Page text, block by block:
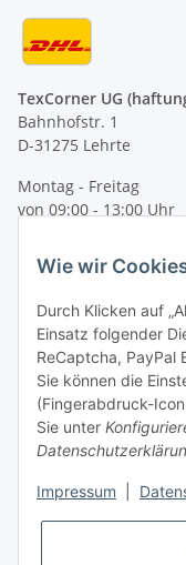
TexCorner UG
Bahnhofstr. 1
D-31275 Lehrte
Montag - Freitag
von 09:00 - 13:00 Uhr
Tel: +49 (0) 5132
E-Mail:
Wie wir
Durch Klicken auf
Einsatz folgender
ReCaptcha, PayPal
Sie können die
(Fingerabdruck-
Sie unter
Impressum